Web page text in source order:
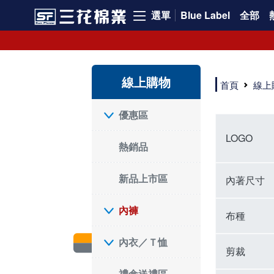
選單 Blue Label 全部
線上購物
優惠區
熱銷品
新品上市區
內褲
內衣／Ｔ恤
選擇內褲、平口褲、純棉內褲首重品質。舒適、透氣的內褲、平口褲、純棉內褲能影響健康，須謹慎挑選。三花內褲透氣不悶，值得信賴！
三花內褲、平口褲、純棉內褲50年來持續升級，符合人體工學設計，柔軟無勒痕的鬆緊帶。三花內褲是肌膚好友，口碑熱銷！
選擇內褲首重品質。三花內褲50年來不斷升級，證明其卓越品質。符合人體工學剪裁，柔軟無痕鬆緊帶，是必買首選。兼具品質與外型，與肌膚零感接觸，穿著舒適，看來有質感。三花內褲設計獨特，質料優良，專業剪裁，呵護肌膚。新鮮高品質棉材製成，多款選擇，耐洗耐穿，三花內褲絕對首選。
"內褲購買及使用經驗網友來信分享 近年來，我經常在大型連鎖賣場如佳瑪、美華泰等地看到三花內褲的展示。最近一兩年，甚至百貨公司及街頭店鋪都開始大量出現三花專櫃或專賣店。我猜測，這應該是三花在營運策略上的調整，才使得這些改變成為現實。 本來，三花內褲一直是消費者選購內褲時的熱門選項之一。內褲櫃點的增多使我更加注意到這個品牌，因此我在選購內褲時，特意多研究了一下三花內褲的設計。 先從內褲外層包裝談起，有些內褲有PP袋包裝，有些則沒有。雖然這是一件小事，但我發現朋友們中有人會介意內褲包裝沒有PP袋。他們認為沒有PP袋會使包裝不夠精美。對我來說，有PP袋確實能提升包裝的精緻度，但內褲不裝PP袋其實也算是環保。所以，這就看每個人對內褲包裝的需求和感受了。 每次購買內褲時，我都會特別帶一件五片式剪裁的內褲。三花的平口內褲被稱為全國第一件五片式剪裁內褲，這話應該不是隨便說說的，畢竟三花是一個擁有超過50年歷史的老品牌，專注於研發和改良內褲。當初，我覺得這種設計有些花俏，只是圖個新鮮買來試試，結果發現內褲多一片真的有其優勢，尤其是減少了內褲卡屁的次數。雖然這個狀況不可能完全消失，但大大增加了穿著的舒適度。 三花內褲的價格也在我能接受的範圍內，因此它逐漸成為我的心頭好。此外，內褲選購時的另一個重要因素是鬆緊帶。看內褲是否舊了，第一眼通常看鬆緊帶。故意或不小心露出內褲褲頭的時候，印象分數也是由鬆緊帶決定的。 很多內褲品牌強調鬆緊帶的造型及花樣，這類內褲非常適合一些特殊場合，如單身聯誼或約會時穿著，能夠加分不少。日常使用的內褲則建議選擇鬆緊帶不易鬆垮的，花樣其次。三花特別強調內褲鬆緊帶的耐洗度，而其他品牌鮮少提及這一點。 分場合選擇內褲是我的習慣。特殊場合內褲要講究一點，但平日則需要選擇鬆緊帶有保障的內褲。畢竟，內褲是每天陪伴我們超過12個小時的衣物，找到適合自己且耐洗耐穿高CP值的內褲才是最明智的選擇。 內褲畢竟是消耗品，定期更換非常重要。如果內褲沾染到髒污或處於潮濕的環境，就不應該撐太久。這是因為內褲長期接觸身體的重要部位，所以選擇和保養都要謹慎。 以上是我個人的內褲使用分享，並非業配，不代表任何人的立場。內褲還是要以自身體驗最為準確。希望大家都能找到適合自己的內褲，並多多支持台灣品牌。"
首頁 線上
LOGO
內著尺寸
布種
剪裁